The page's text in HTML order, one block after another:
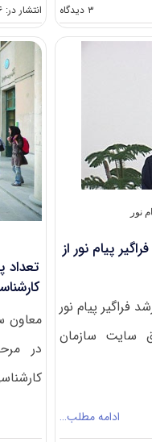
۳ دیدگاه
چهارشنبه
آخرین
مهلت
ثبت‌نام
کارشناسی
ارشد
فراگیر
انتشار در: ۶ بهمن, ۱۳۹۳
نور
پیام نور از
فراگیر پیام نور
ماه ۹۴ از طریق سایت سازمان
ادامه مطلب…
معاون
در